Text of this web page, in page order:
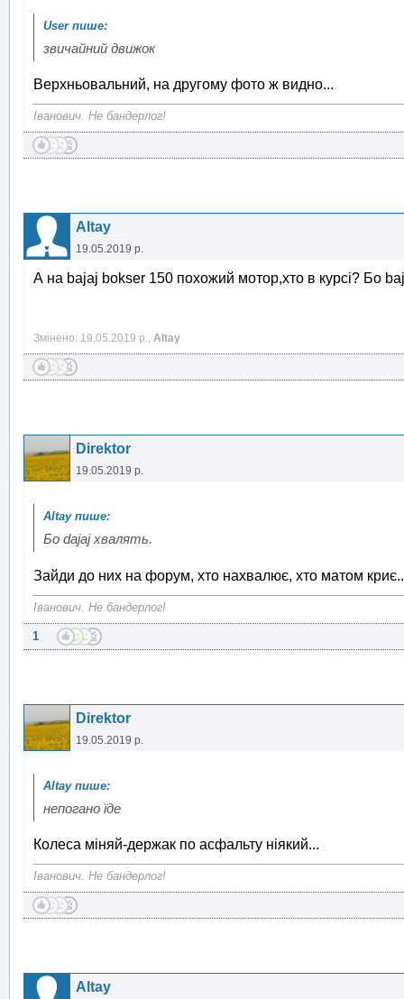
звичайний движок
Верхньовальний, на другому фото ж видно...
Іванович. Не бандерлог!
Altay
19.05.2019 р.
А на bajaj bokser 150 похожий мотор,хто в курсі? Бо
Змінено: 19.05.2019 р., Altay
Direktor
19.05.2019 р.
Бо dajaj хвалять.
Зайди до них на форум, хто нахвалює, хто матом
Іванович. Не бандерлог!
1
Direktor
19.05.2019 р.
непогано їде
Колеса міняй-держак по асфальту ніякий...
Іванович. Не бандерлог!
Altay